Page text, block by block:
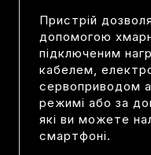
Пристрій
допомогою
підключеним
кабелем,
сервоприводом
режимі або за
які ви можете
смартфоні.